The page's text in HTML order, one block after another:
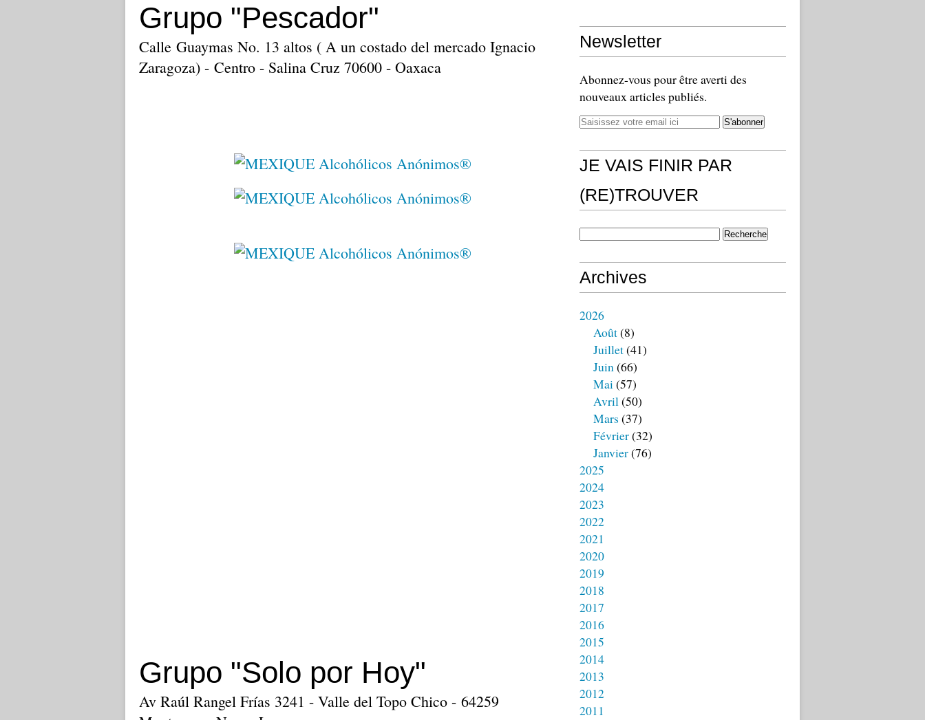
Grupo "Pescador"
Calle Guaymas No. 13 altos ( A un costado del mercado Ignacio
Zaragoza) - Centro - Salina Cruz 70600 - Oaxaca
Grupo "Solo por Hoy"
Av Raúl Rangel Frías 3241 - Valle del Topo Chico - 64259
Newsletter
Abonnez-vous pour être averti des
nouveaux articles publiés.
JE VAIS FINIR PAR
(RE)TROUVER
Archives
2026
Août(8)
Juillet(41)
Juin(66)
Mai(57)
Avril(50)
Mars (37)
Février(32)
Janvier(76)
2025
2024
2023
2022
2021
2020
2019
2018
2017
2016
2015
2014
2013
2012
2011